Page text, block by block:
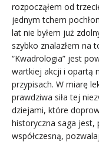
rozpocząłem od
jednym tchem
lat nie byłem już
szybko znalazłem na
“Kwadrologia” jest
wartkiej akcji i opartą
przypisach. W miarę
prawdziwa siła tej
dziejami, które
historyczna saga jest,
współczesną,